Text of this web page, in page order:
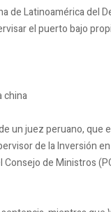
de Latinoamérica del
el puerto bajo
china
un juez peruano, que
de la Inversión
de Ministros